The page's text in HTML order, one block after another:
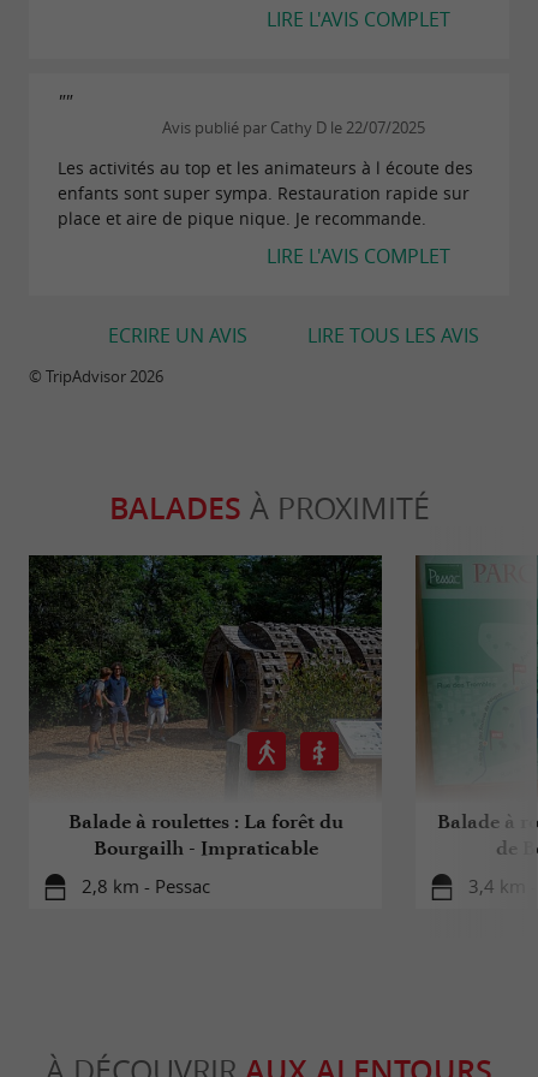
LIRE L'AVIS COMPLET
""
Avis publié par Cathy D le 22/07/2025
Les activités au top et les animateurs à l écoute des
enfants sont super sympa. Restauration rapide sur
place et aire de pique nique. Je recommande.
LIRE L'AVIS COMPLET
LIRE TOUS LES AVIS
ECRIRE UN AVIS
© TripAdvisor 2026
BALADES À PROXIMITÉ
Balade à roulettes : La forêt du
Bourgailh - Impraticable
2,8 km - Pessac
Balade à
de
3,4 km